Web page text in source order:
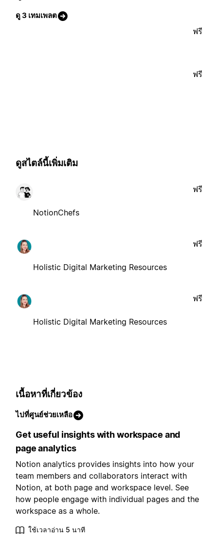
ดู 3 เทมเพลต
ฟรี
ฟรี
ดูสไตล์นี้เพิ่มเติม
NotionChefs
ฟรี
Holistic Digital Marketing Resources
ฟรี
Holistic Digital Marketing Resources
ฟรี
เนื้อหาที่เกี่ยวข้อง
ไปที่ศูนย์ช่วยเหลือ
Get useful insights with workspace and
page analytics
Notion analytics provides insights into how your
team members and collaborators interact with
Notion, at both page and workspace level. See
how people engage with individual pages and the
workspace as a whole.
ใช้เวลาอ่าน 5 นาที